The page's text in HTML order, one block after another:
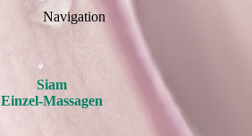
Navigation
Siam
Einzel-Massagen